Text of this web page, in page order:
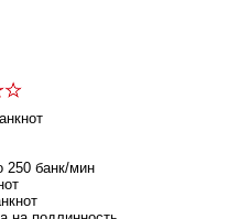
250 банк/мин